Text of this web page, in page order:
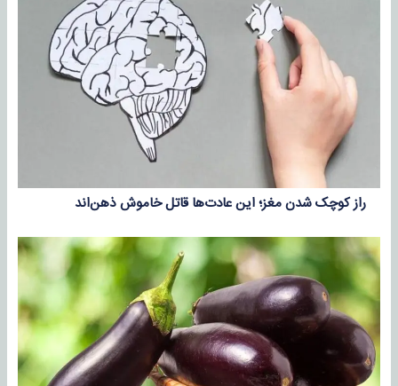
راز کوچک شدن مغز؛ این عادت‌ها قاتل خاموش ذهن‌اند